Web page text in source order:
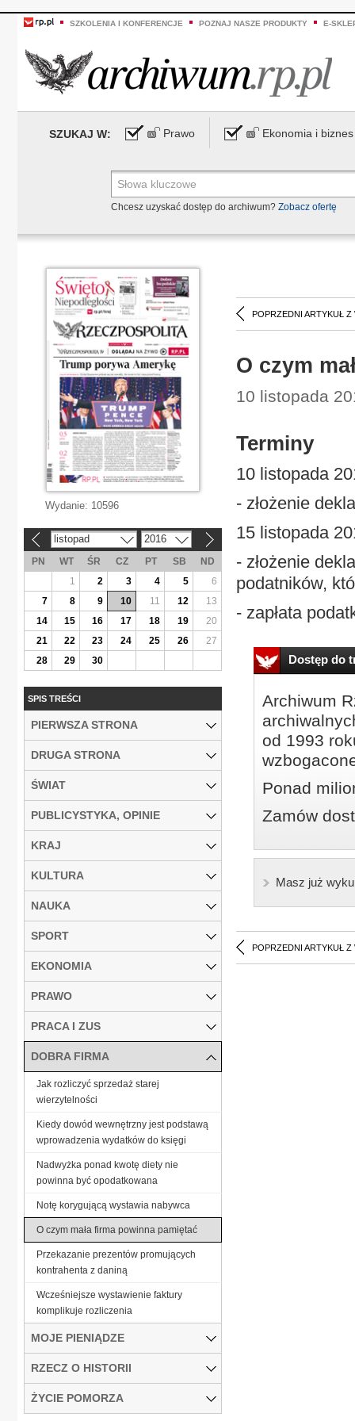
SZKOLENIA I KONFERENCJE POZNAJ NASZE PRODUKTY E-
SZUKAJ W: Prawo Ekonomia i biznes
Chcesz uzyskać dostęp do archiwum? Zobacz ofertę
POPRZEDNI ARTYKUŁ Z
O czym
10 listopada
Terminy
10 listopada
- złożenie
15 listopada
- złożenie
podatników,
- zapłata
Dostęp do
Archiwum
od 1993
Ponad
Zamów
Masz już
POPRZEDNI ARTYKUŁ Z
Wydanie: 10596
listopad 2016
PN WT ŚR CZ PT SB
ND
1
2 3 4 5
6
7
8 9 10 11 12
13
14
15 16 17 18 19
20
21
22 23 24 25 26
27
28
29 30
SPIS TREŚCI
PIERWSZA STRONA
DRUGA STRONA
ŚWIAT
PUBLICYSTYKA, OPINIE
KRAJ
KULTURA
NAUKA
SPORT
EKONOMIA
PRAWO
PRACA I ZUS
DOBRA FIRMA
Jak rozliczyć sprzedaż starej
wierzytelności
Kiedy dowód wewnętrzny jest podstawą
wprowadzenia wydatków do księgi
Nadwyżka ponad kwotę diety nie
powinna być opodatkowana
Notę korygującą wystawia nabywca
O czym mała firma powinna pamiętać
Przekazanie prezentów promujących
kontrahenta z daniną
Wcześniejsze wystawienie faktury
komplikuje rozliczenia
MOJE PIENIĄDZE
RZECZ O HISTORII
ŻYCIE POMORZA